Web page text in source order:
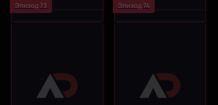
Эпизод 73 Эпизод 74